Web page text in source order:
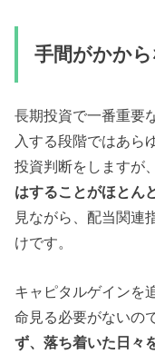
手間がかか
長期投資で一番重要
入する段階ではあら
投資判断をしますが
はすることがほとん
見ながら、配当関連
けです。
キャピタルゲインを
命見る必要がないの
ず、落ち着いた日々